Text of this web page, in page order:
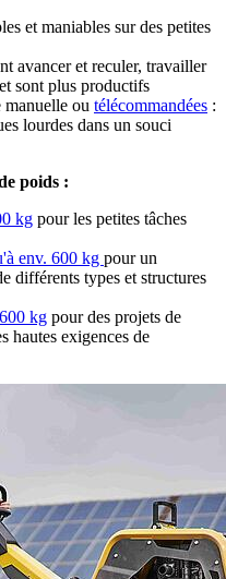
et maniables sur des petites
avancer et reculer, travailler
sont plus productifs
manuelle ou télécommandées :
lourdes dans un souci
poids :
kg pour les petites tâches
env. 600 kg pour un
différents types et structures
kg pour des projets de
hautes exigences de